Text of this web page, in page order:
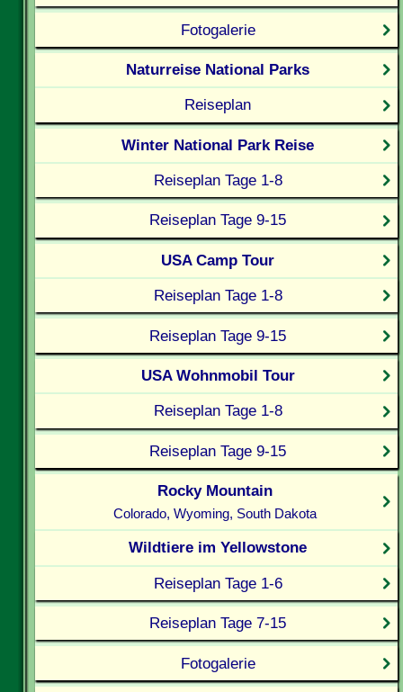
Fotogalerie
Naturreise National Parks
Reiseplan
Winter National Park Reise
Reiseplan Tage 1-8
Reiseplan Tage 9-15
USA Camp Tour
Reiseplan Tage 1-8
Reiseplan Tage 9-15
USA Wohnmobil Tour
Reiseplan Tage 1-8
Reiseplan Tage 9-15
Rocky Mountain
Colorado, Wyoming, South Dakota
Wildtiere im Yellowstone
Reiseplan Tage 1-6
Reiseplan Tage 7-15
Fotogalerie